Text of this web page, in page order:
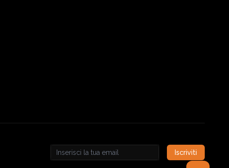
Email address
Iscriviti